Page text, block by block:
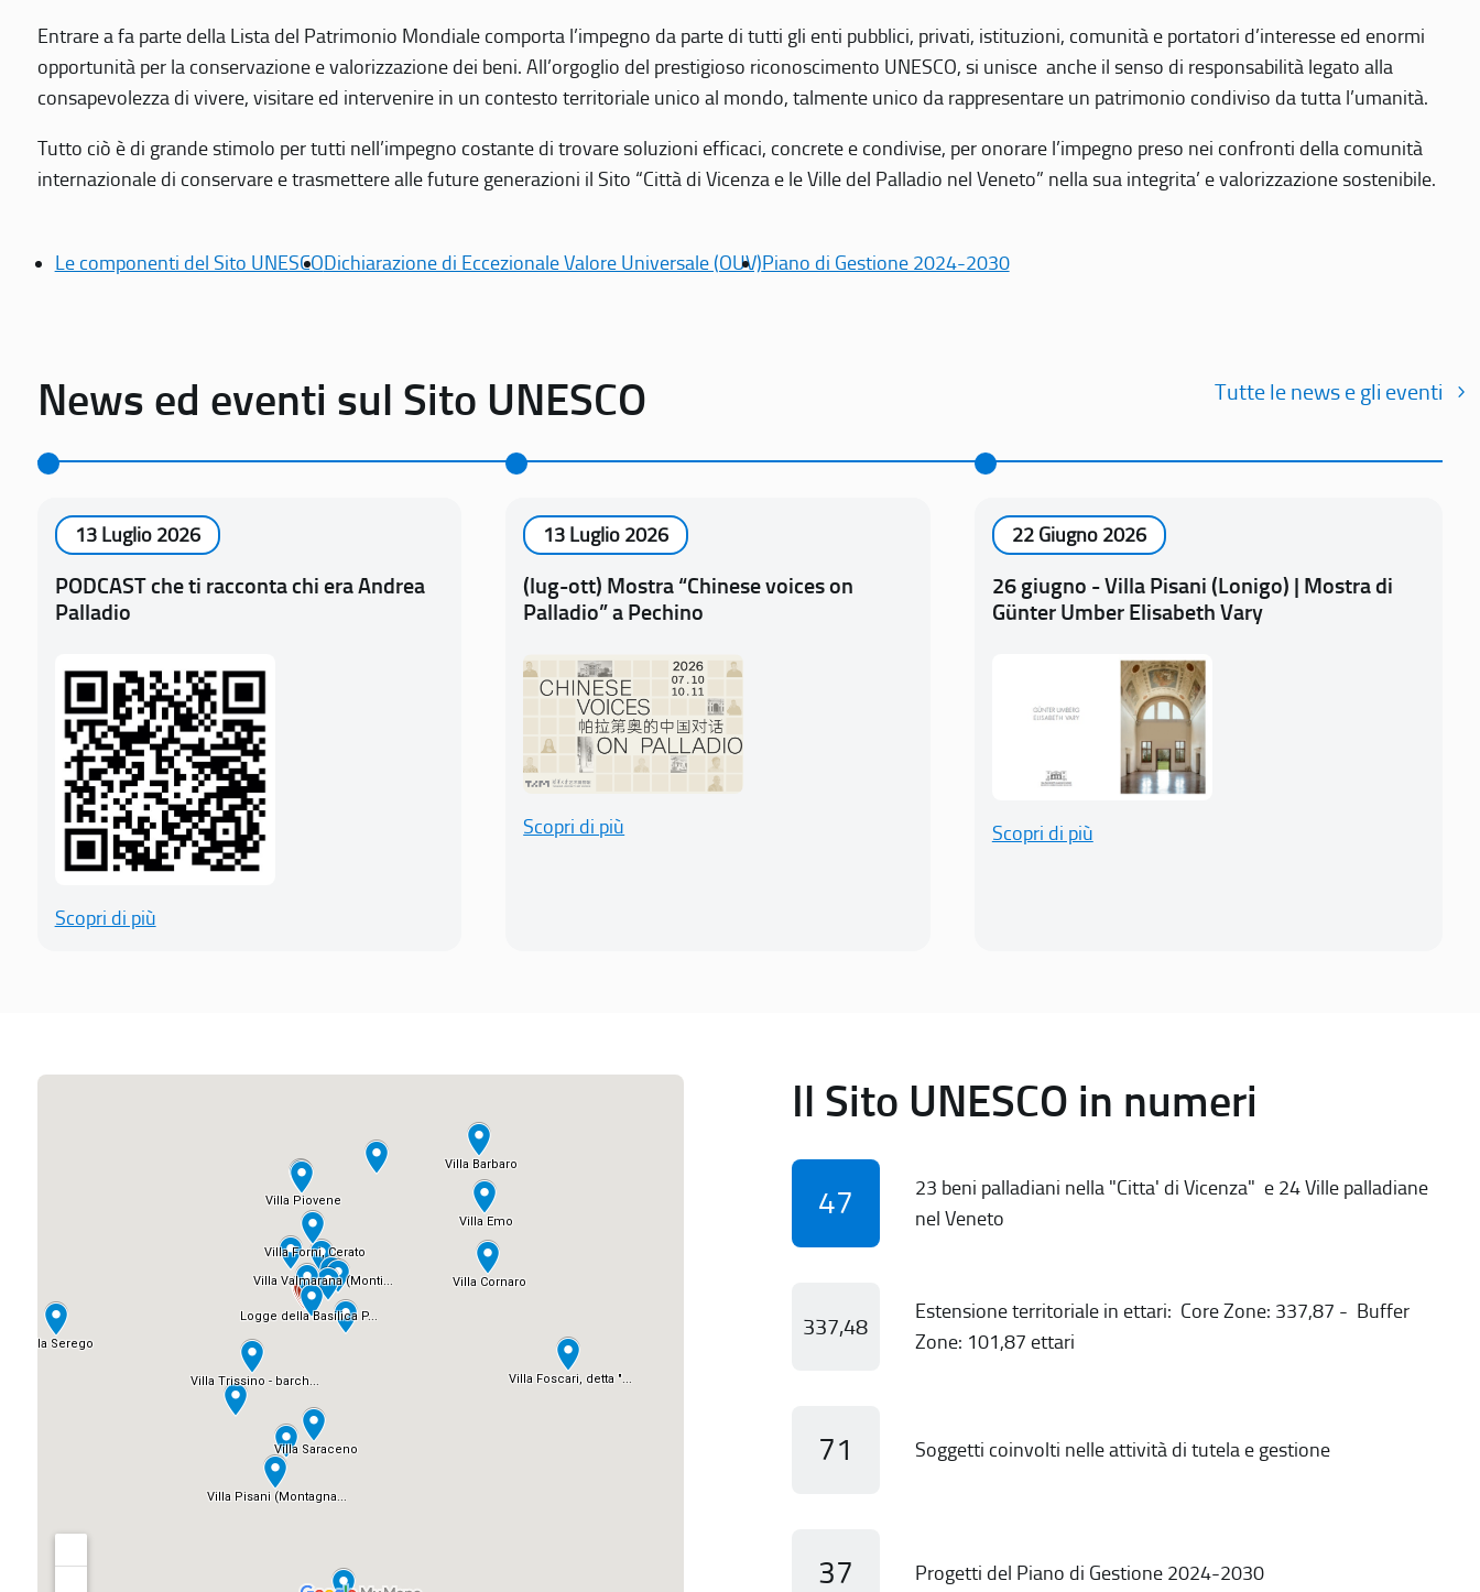
Entrare a fa parte della Lista del Patrimonio Mondiale comporta l’impegno da parte di tutti gli enti pubblici, privati, istituzioni, comunità e portatori d’interesse ed enormi
opportunità per la conservazione e valorizzazione dei beni. All’orgoglio del prestigioso riconoscimento UNESCO, si unisce anche il senso di responsabilità legato alla
consapevolezza di vivere, visitare ed intervenire in un contesto territoriale unico al mondo, talmente unico da rappresentare un patrimonio condiviso da tutta l’umanità.
Tutto ciò è di grande stimolo per tutti nell’impegno costante di trovare soluzioni efficaci, concrete e condivise, per onorare l’impegno preso nei confronti della comunità
internazionale di conservare e trasmettere alle future generazioni il Sito “Città di Vicenza e le Ville del Palladio nel Veneto” nella sua integrita’ e valorizzazione sostenibile.
Le componenti del Sito UNESCODichiarazione di Eccezionale Valore Universale (OUV)Piano di Gestione 2024-2030
News ed eventi sul Sito UNESCO Tutte le news e gli eventi
13 Luglio 2026
PODCAST che ti racconta chi era Andrea
Palladio
Scopri di più
13 Luglio 2026
(lug-ott) Mostra “Chinese voices on
Palladio” a Pechino
Scopri di più
22 Giugno 2026
26 giugno - Villa Pisani (Lonigo) | Mostra di
Günter Umber Elisabeth Vary
Scopri di più
Il Sito UNESCO in numeri
47
23 beni palladiani nella "Citta' di Vicenza" e 24 Ville palladiane
nel Veneto
337,48
Estensione territoriale in ettari: Core Zone: 337,87 - Buffer
Zone: 101,87 ettari
71 Soggetti coinvolti nelle attività di tutela e gestione
37 Progetti del Piano di Gestione 2024-2030